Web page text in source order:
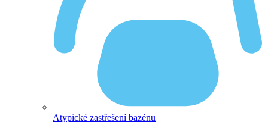
Atypické zastřešení bazénu